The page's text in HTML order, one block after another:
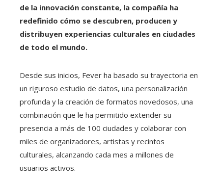
de la innovación constante, la compañía ha
redefinido cómo se descubren, producen y
distribuyen experiencias culturales en ciudades
de todo el mundo.
Desde sus inicios, Fever ha basado su trayectoria en
un riguroso estudio de datos, una personalización
profunda y la creación de formatos novedosos, una
combinación que le ha permitido extender su
presencia a más de 100 ciudades y colaborar con
miles de organizadores, artistas y recintos
culturales, alcanzando cada mes a millones de
usuarios activos.